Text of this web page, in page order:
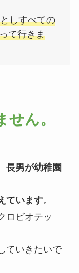
しすべての
て行きま
ん。
長男が幼稚園
ています。
ロビオテッ
ていきたいで